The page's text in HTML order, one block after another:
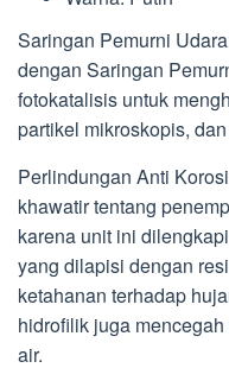
Saringan Pemurni
dengan Saringan
fotokatalisis untuk
partikel mikroskopis,
Perlindungan Anti
khawatir tentang
karena unit ini
yang dilapisi dengan
ketahanan terhadap
hidrofilik juga
air.